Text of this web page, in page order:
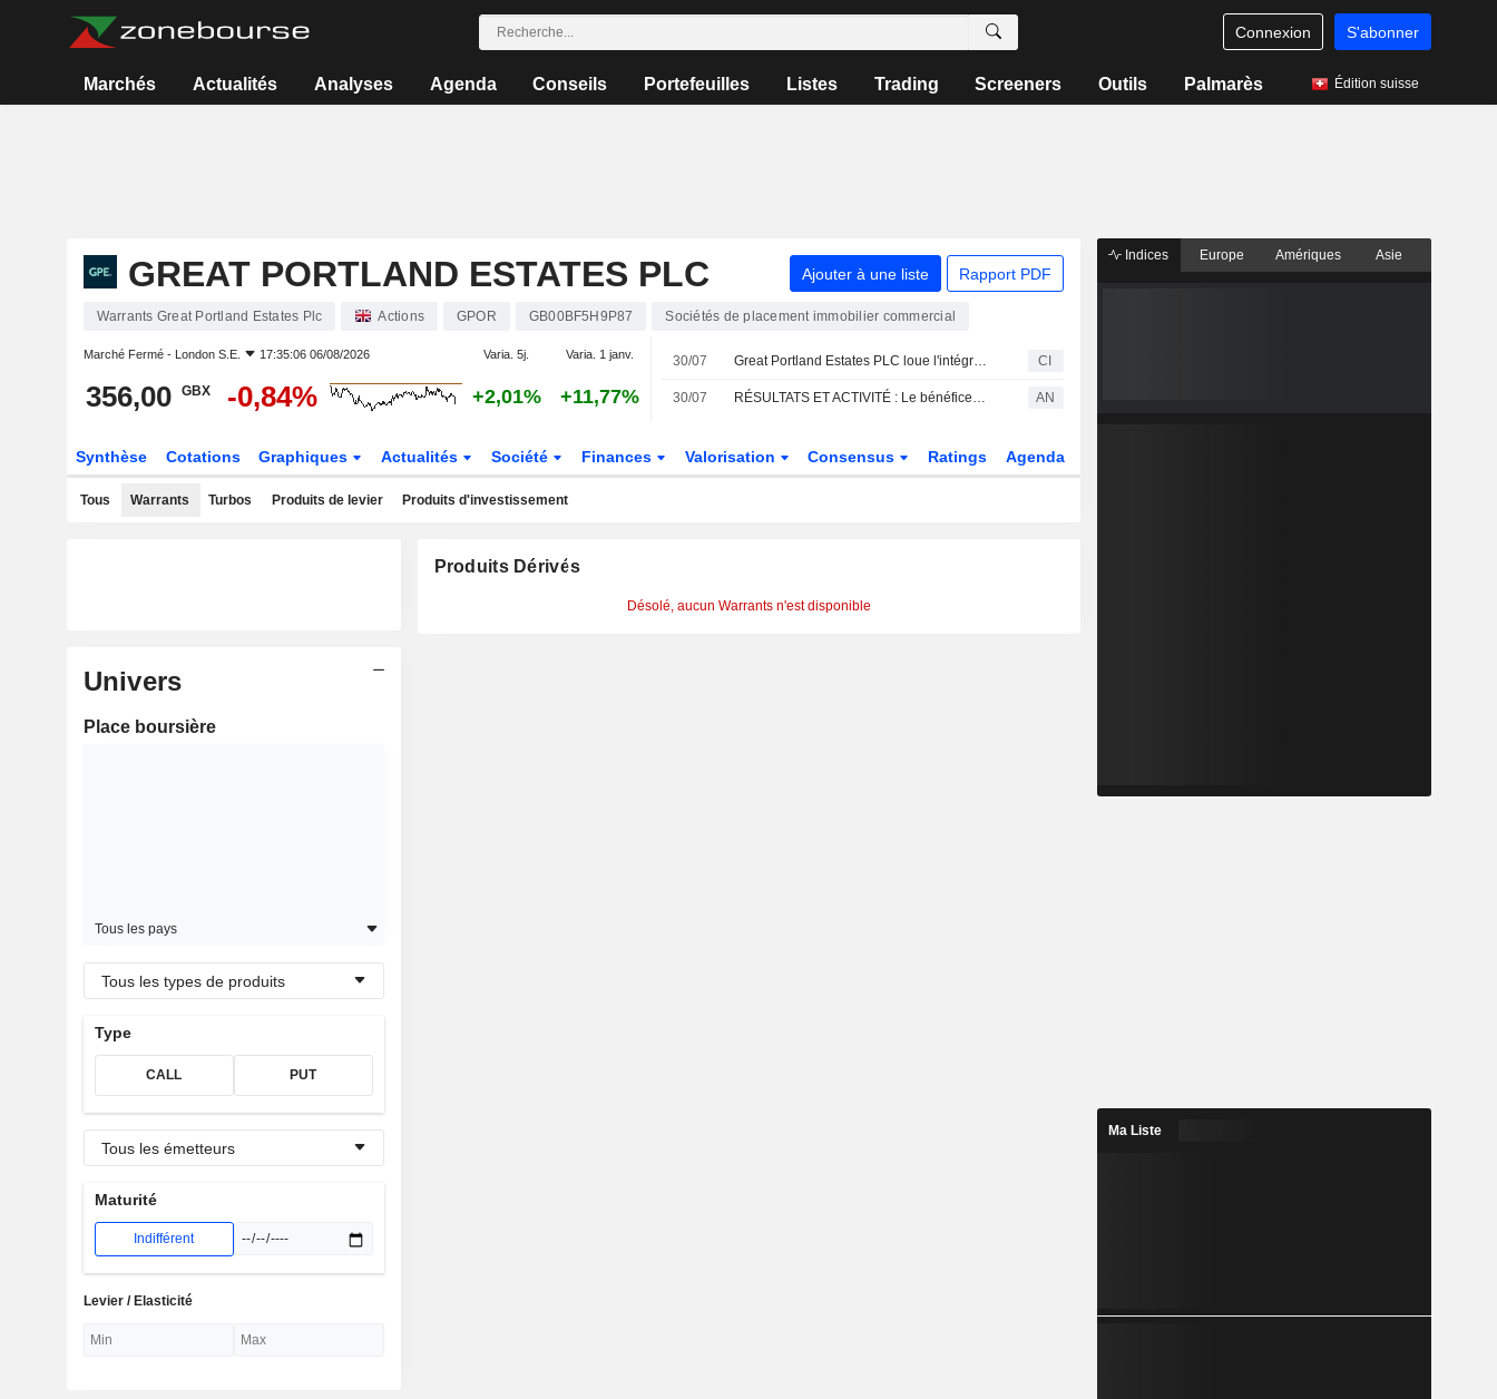
Connexion S'abonner
Marchés Actualités Analyses Agenda Conseils Portefeuilles Listes Trading Screeners Outils Palmarès Édition suisse
GREAT PORTLAND ESTATES PLC Ajouter à une liste Rapport PDF
Warrants Great Portland Estates Plc Actions GPOR GB00BF5H9P87 Sociétés de placement immobilier commercial
Marché Fermé - London S.E. 17:35:06 06/08/2026 Varia. 5j. Varia. 1 janv.
356,00 GBX -0,84% +2,01% +11,77%
30/07 Great Portland Estates PLC loue l'intégralité des bureaux de Carrington House (W1) à des niveaux de loyers records CI
30/07 RÉSULTATS ET ACTIVITÉ : Le bénéfice de Foxtons recule ; Vanquis Banking en progression AN
Synthèse Cotations Graphiques Actualités Société Finances Valorisation Consensus Ratings Agenda
Tous Warrants Turbos Produits de levier Produits d'investissement
Univers
Place boursière
Tous les pays
Tous les types de produits
Type
CALL PUT
Tous les émetteurs
Maturité
Indifférent
Levier / Elasticité
Produits Dérivés
Désolé, aucun Warrants n'est disponible
Indices Europe Amériques Asie
Ma Liste